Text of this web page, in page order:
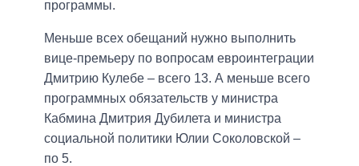
программы.
Меньше всех обещаний нужно выполнить
вице-премьеру по вопросам евроинтеграции
Дмитрию Кулебе – всего 13. А меньше всего
программных обязательств у министра
Кабмина Дмитрия Дубилета и министра
социальной политики Юлии Соколовской –
по 5.